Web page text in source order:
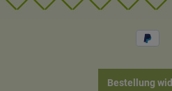
Bestellung